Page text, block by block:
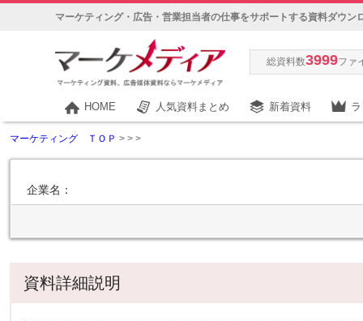
マーケティング・広告・営業担当者の仕事をサポートする資料ダウン
総資料数3999ファ
HOME 人気資料まとめ 新着資料
マーケティング ＴＯＰ > > >
企業名：
資料詳細説明